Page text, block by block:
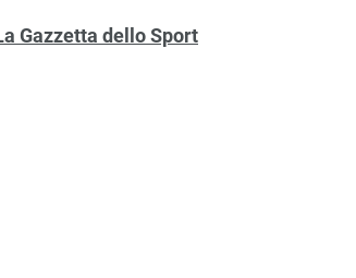
Gazzetta dello Sport